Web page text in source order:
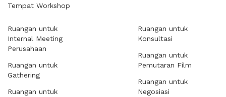
Tempat Workshop
Ruangan untuk
Internal Meeting
Perusahaan
Ruangan untuk
Gathering
Ruangan untuk
Ruangan untuk
Konsultasi
Ruangan untuk
Pemutaran Film
Ruangan untuk
Negosiasi